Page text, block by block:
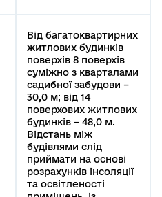
Від багатоквартирних
житлових будинків
поверхів 8 поверхів
суміжно з кварталами
садибної забудови –
30,0 м; від 14
поверхових житлових
будинків – 48,0 м.
Відстань між
будівлями слід
приймати на основі
розрахунків інсоляції
та освітленості